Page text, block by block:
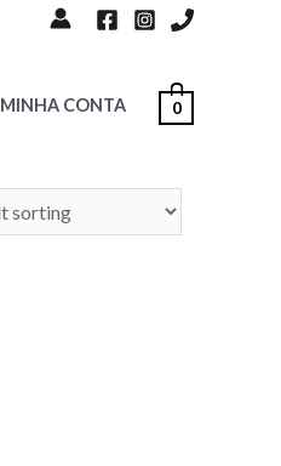
MINHA CONTA 0